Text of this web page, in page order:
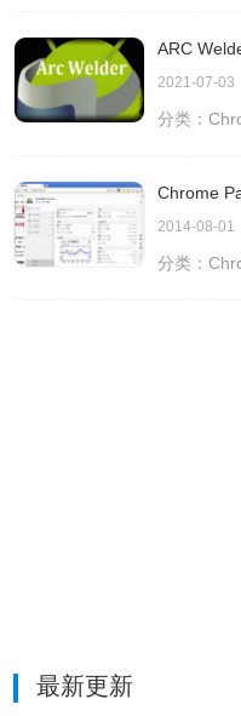
ARC
2021-07-03
分类：
Chrome
2014-08-01
分类：
最新更新